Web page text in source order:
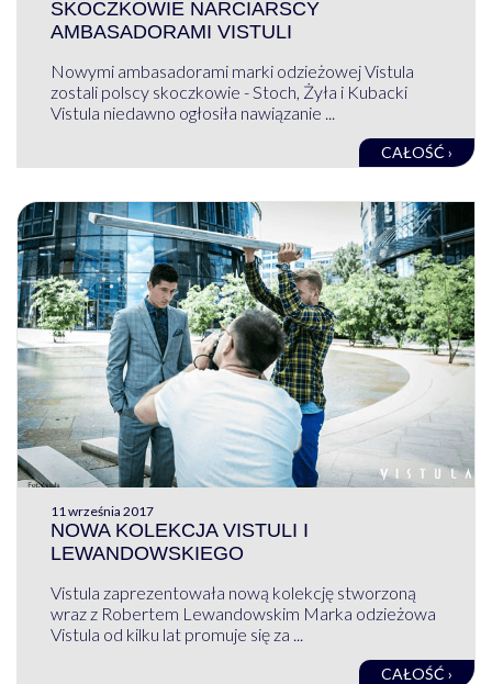
SKOCZKOWIE NARCIARSCY
AMBASADORAMI VISTULI
Nowymi ambasadorami marki odzieżowej Vistula
zostali polscy skoczkowie - Stoch, Żyła i Kubacki
Vistula niedawno ogłosiła nawiązanie ...
CAŁOŚĆ ›
11 września 2017
NOWA KOLEKCJA VISTULI I
LEWANDOWSKIEGO
Vistula zaprezentowała nową kolekcję stworzoną
wraz z Robertem Lewandowskim Marka odzieżowa
Vistula od kilku lat promuje się za ...
CAŁOŚĆ ›